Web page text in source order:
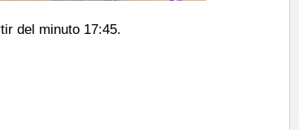
del minuto 17:45.